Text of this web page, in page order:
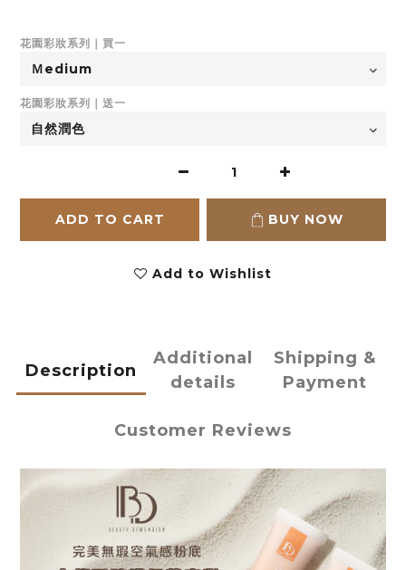
花園彩妝系列｜買一
花園彩妝系列｜送一
ADD TO CART BUY NOW
Add to Wishlist
Description
Additional
details
Shipping &
Payment
Customer Reviews